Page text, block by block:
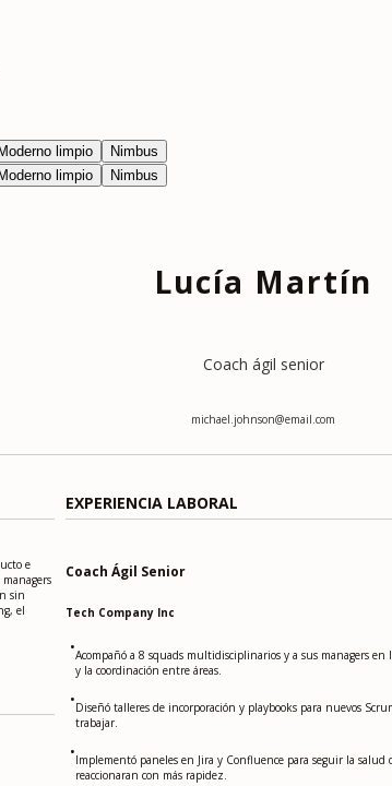
Moderno limpio
Nimbus
Moderno limpio Nimbus
Lucía Martín
Coach ágil senior
michael.johnson@email.com
e
sin
el
EXPERIENCIA LABORAL
Coach Ágil Senior
Tech Company Inc
•Acompañó a 8 squads multidisciplinarios y a sus managers
y la coordinación entre áreas.
•Diseñó talleres de incorporación y playbooks para nuevos
trabajar.
•Implementó paneles en Jira y Confluence para seguir la
reaccionaran con más rapidez.